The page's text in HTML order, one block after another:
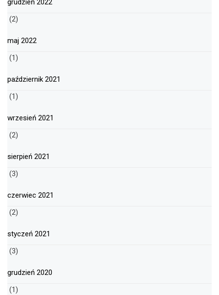
grudzień 2022
(2)
maj 2022
(1)
październik 2021
(1)
wrzesień 2021
(2)
sierpień 2021
(3)
czerwiec 2021
(2)
styczeń 2021
(3)
grudzień 2020
(1)